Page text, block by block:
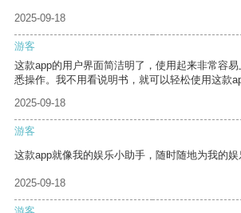
2025-09-18
游客
这款app的用户界面简洁明了，使用起来非常容
悉操作。我不用看说明书，就可以轻松使用这款
2025-09-18
游客
这款app就像我的娱乐小助手，随时随地为我的娱
2025-09-18